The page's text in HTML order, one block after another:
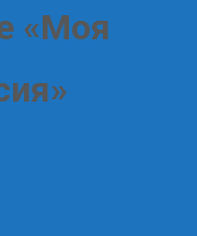
«Моя